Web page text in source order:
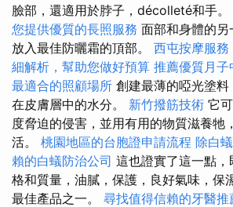
臉部，還適用於脖子，décolleté和手。
您提供優質的長照服務 面部和身體的
放入最佳防曬霜的頂部。 西屯按摩服務
細解析，幫助您做好預算 推薦優質月子
最適合的照顧場所 創建最薄的啞光塗
在皮膚層中的水分。 新竹撥筋技術 它
度脅迫的侵害，並用有用的物質滋養牠
活。 桃園地區的台胞證申請流程 除白
賴的白蟻防治公司 這也證實了這一點
格和質量，油膩，保護，良好氣味，保
最佳產品之一。 尋找值得信賴的牙醫推